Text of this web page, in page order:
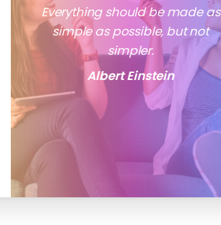
Everything should be made as
simple as possible, but not
simpler.
Albert Einstein
0